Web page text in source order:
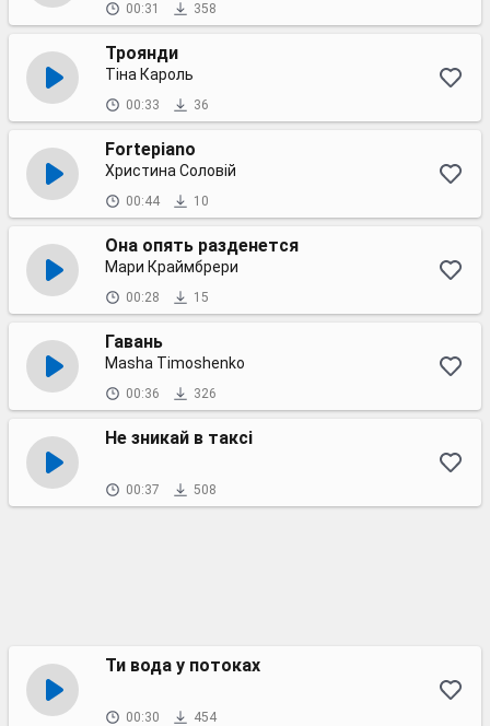
00:31 358
Троянди
Тіна Кароль
00:33 36
Fortepiano
Христина Соловій
00:44 10
Она опять разденется
Мари Краймбрери
00:28 15
Гавань
Masha Timoshenko
00:36 326
Не зникай в таксі
00:37 508
Ти вода у потоках
00:30 454